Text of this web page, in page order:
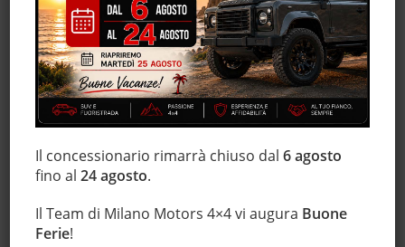
Hill holder
Immobilizzatore elettronico
Isofix
Lettore CD
Leve al volante
Luci diurne
Marmitta catalitica
Monitoraggio pressione pneumatici
MP3
Sedili sportivi
Il concessionario rimarrà chiuso dal6 agosto
fino al24 agosto.
Il Team di Milano Motors 4×4 vi augura Buone
Ferie!